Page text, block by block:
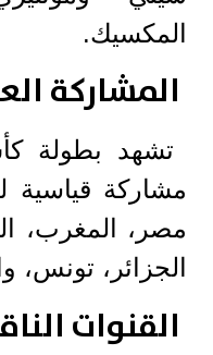
المكسيك.
المشاركة
مصر، المغرب،
الجزائر، تونس،
القنوات